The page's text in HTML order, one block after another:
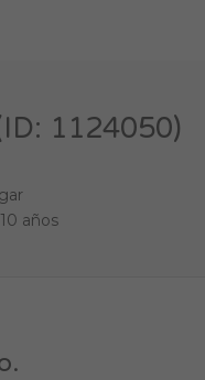
1124050)
años